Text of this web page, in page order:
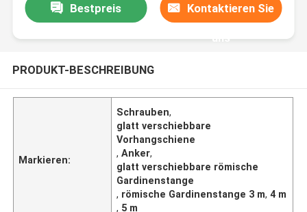
Bestpreis Kontaktieren Sie
uns
PRODUKT-BESCHREIBUNG
Markieren:
Schrauben,
glatt verschiebbare
Vorhangschiene
,Anker,
glatt verschiebbare römische
Gardinenstange
, römische Gardinenstange 3 m,4 m
, 5 m